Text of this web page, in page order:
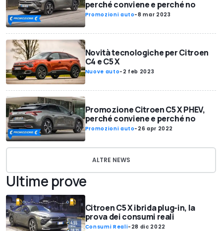
perché conviene e perché no
Promozioni auto-8 mar 2023
Novità tecnologiche per Citroen
C4 e C5 X
Nuove auto- 2 feb 2023
Promozione Citroen C5 X PHEV,
perché conviene e perché no
Promozioni auto- 26 apr 2022
ALTRE NEWS
Ultime prove
Citroen C5 X ibrida plug-in, la
prova dei consumi reali
Consumi Reali- 28 dic 2022